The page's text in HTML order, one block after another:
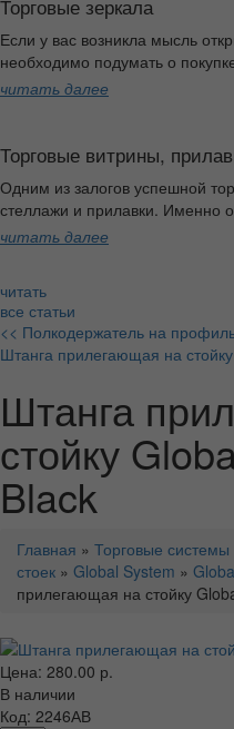
Торговые зеркала
Если у вас возникла мысль
необходимо подумать о
читать далее
Торговые витрины,
Одним из залогов успешной
стеллажи и прилавки. Именно
читать далее
читать
все статьи
<< Полкодержатель на
Штанга прилегающая на
Штанга
стойку
Black
Главная » Торговые
стоек » Global System »
прилегающая на стойку
Цена: 280.00 р.
В наличии
Код: 2246АВ